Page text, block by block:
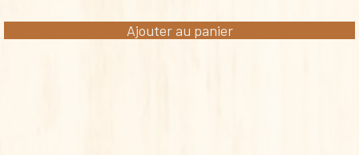
Ajouter au panier